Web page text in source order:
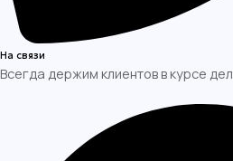
На связи
Всегда держим клиентов в курсе дел